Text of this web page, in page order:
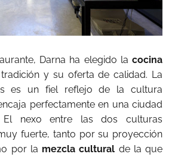
Darna ha elegido la cocina
y su oferta de calidad. La
es un fiel reflejo de la cultura
perfectamente en una ciudad
El nexo entre las dos culturas
fuerte, tanto por su proyección
por la mezcla cultural de la que